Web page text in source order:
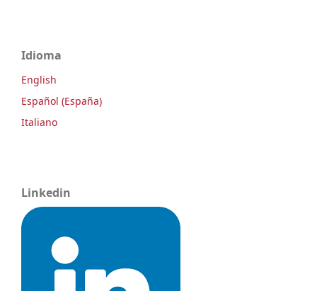
Idioma
English
Español (España)
Italiano
Linkedin